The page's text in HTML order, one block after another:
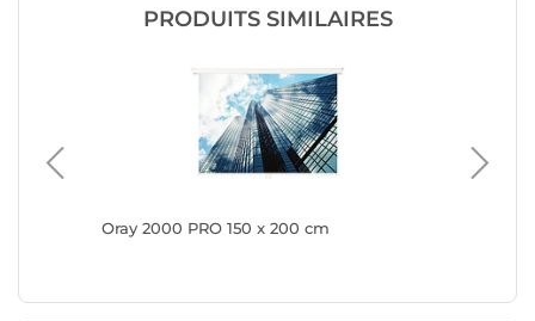
PRODUITS SIMILAIRES
Oray 2000 PRO 150 x 200 cm